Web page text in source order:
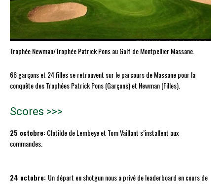
Trophée Newman/Trophée Patrick Pons au Golf de Montpellier Massane.
66 garçons et 24 filles se retrouvent sur le parcours de Massane pour la
conquête des Trophées Patrick Pons (Garçons) et Newman (Filles).
Scores >>>
25 octobre:Clotilde de Lembeye et Tom Vaillant s’installent aux
commandes.
24 octobre: Un départ en shotgun nous a privé de leaderboard en cours de